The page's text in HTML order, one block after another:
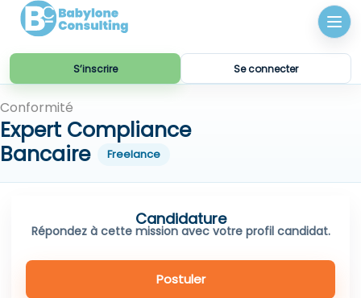
S’inscrire Se connecter
Conformité
Expert Compliance
Bancaire
Freelance
Postuler